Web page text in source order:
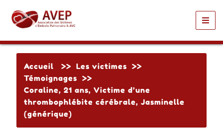
Accueil >> Les victimes >>
Témoignages >>
Coraline, 21 ans, Victime d’une
thrombophlébite cérébrale, Jasminelle
(générique)